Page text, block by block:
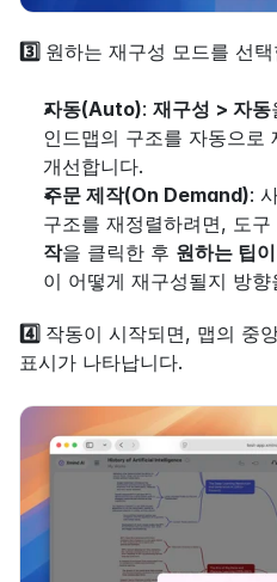
3️⃣ 원하는 재구성 모드를 선
자동(Auto): 재구성 > 자동
인드맵의 구조를 자동으로
개선합니다.
주문 제작(On Demand):
구조를 재정렬하려면, 도구
작을 클릭한 후 원하는 팁
이 어떻게 재구성될지 방향
4️⃣ 작동이 시작되면, 맵의 중
표시가 나타납니다.